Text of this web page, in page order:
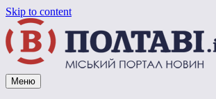
Skip to content
Vpoltave.info
Полтавський портал новин
Меню